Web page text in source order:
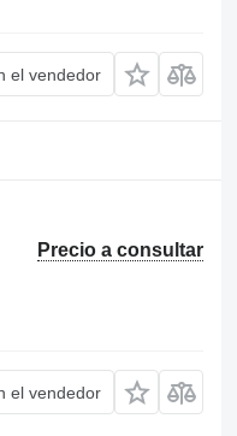
el vendedor
Precio a consultar
el vendedor